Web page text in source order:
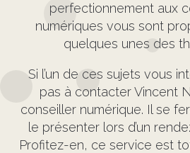
perfectionnement aux
numériques vous sont
quelques unes des
Si l’un de ces sujets vous
pas à contacter Vincent
conseiller numérique. Il se
le présenter lors d’un
Profitez-en, ce service est